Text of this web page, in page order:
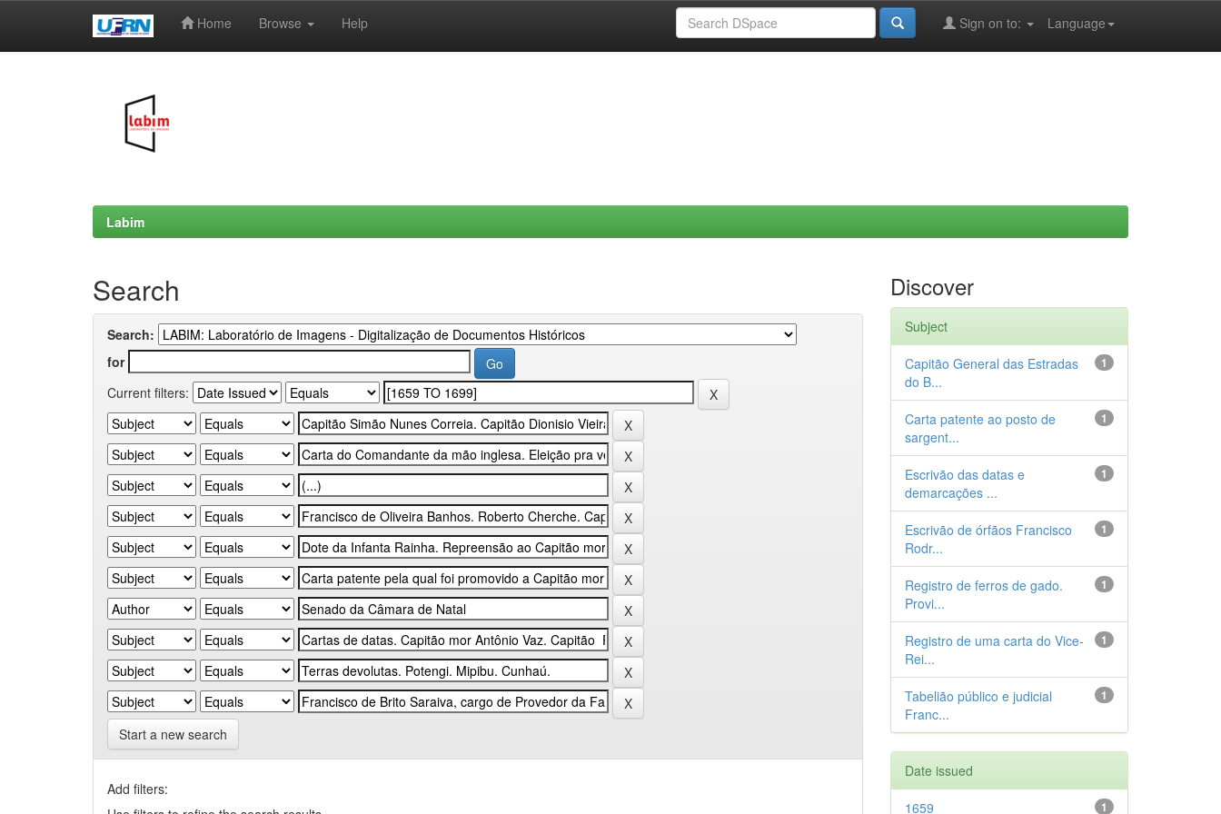
Home Browse Help Language
Sign on to:
Labim
Search
Search:
for
Current filters:
Start a new search
Add filters:
Discover
Subject
1
Capitão General das Estradas
do B...
1
Carta patente ao posto de
sargent...
1
Escrivão das datas e
demarcações ...
1
Escrivão de órfãos Francisco
Rodr...
1
Registro de ferros de gado.
Provi...
1
Registro de uma carta do Vice-
Rei...
1
Tabelião público e judicial
Franc...
Date issued
1
1659